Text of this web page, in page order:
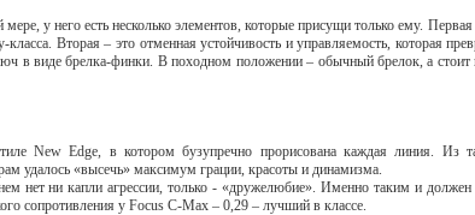
у него есть несколько элементов, которые присущи только ему.
Вторая – это отменная устойчивость и управляемость, которая
в виде брелка-финки. В походном положении – обычный брелок, а
New Edge, в котором бузупречно прорисована каждая линия. Из
удалось «высечь» максимум грации, красоты и динамизма.
нет ни капли агрессии, только - «дружелюбие». Именно таким и
сопротивления у Focus C-Max – 0,29 – лучший в классе.